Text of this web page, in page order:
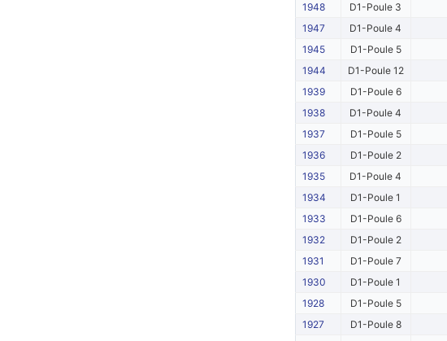
1948
D1-Poule 3
1947
D1-Poule 4
1945
D1-Poule 5
1944
D1-Poule 12
1939
D1-Poule 6
1938
D1-Poule 4
1937
D1-Poule 5
1936
D1-Poule 2
1935
D1-Poule 4
1934
D1-Poule 1
1933
D1-Poule 6
1932
D1-Poule 2
1931
D1-Poule 7
1930
D1-Poule 1
1928
D1-Poule 5
1927
D1-Poule 8